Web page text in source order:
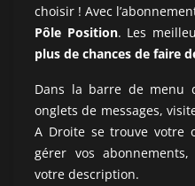
choisir ! Avec
Pôle Position. Les
plus de chances de faire
Dans la barre de menu
onglets de messages,
A Droite se trouve votre
gérer vos
votre description.